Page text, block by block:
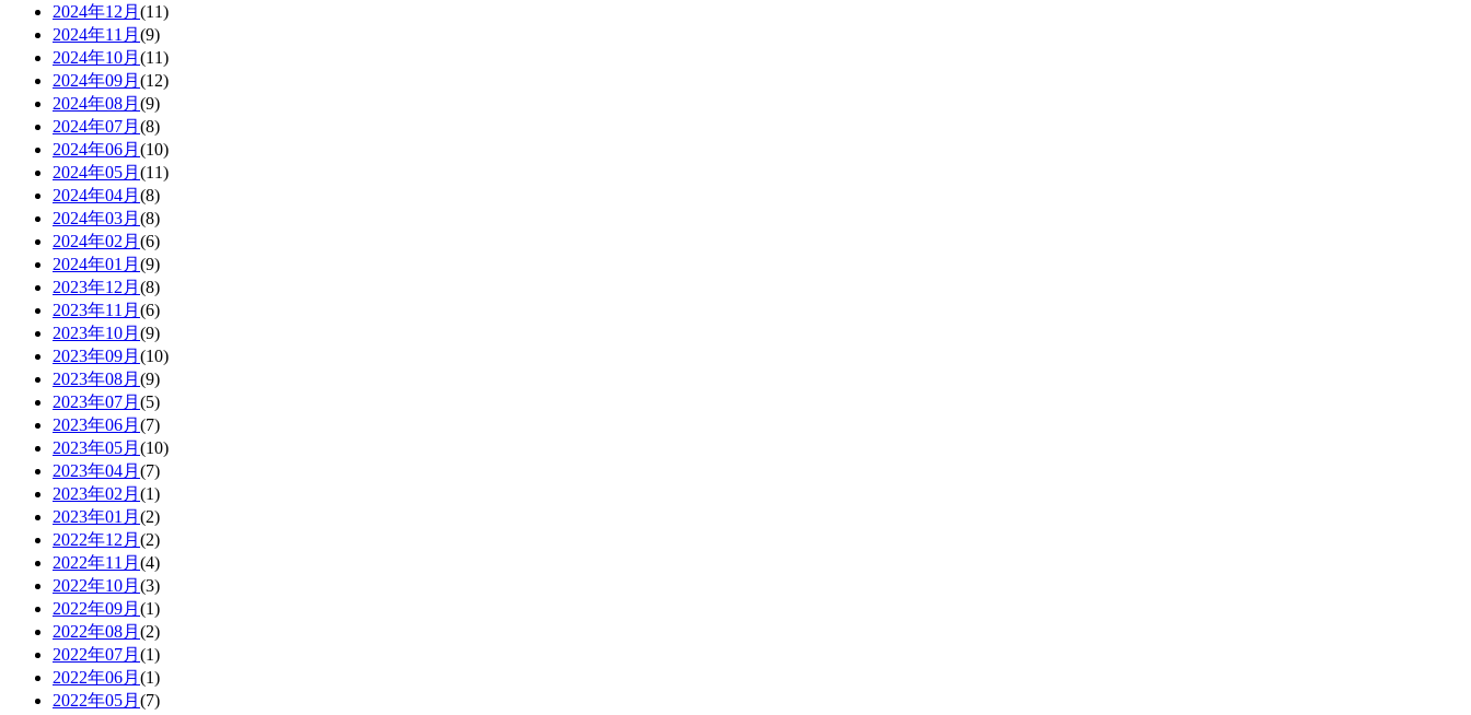
2024年12月 (11)
2024年11月 (9)
2024年10月 (11)
2024年09月 (12)
2024年08月 (9)
2024年07月 (8)
2024年06月 (10)
2024年05月 (11)
2024年04月 (8)
2024年03月 (8)
2024年02月 (6)
2024年01月 (9)
2023年12月 (8)
2023年11月 (6)
2023年10月 (9)
2023年09月 (10)
2023年08月 (9)
2023年07月 (5)
2023年06月 (7)
2023年05月 (10)
2023年04月 (7)
2023年02月 (1)
2023年01月 (2)
2022年12月 (2)
2022年11月 (4)
2022年10月 (3)
2022年09月 (1)
2022年08月 (2)
2022年07月 (1)
2022年06月 (1)
2022年05月 (7)